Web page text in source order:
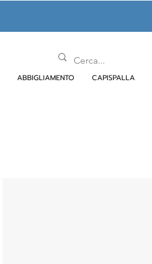
ABBIGLIAMENTO CAPISPALLA